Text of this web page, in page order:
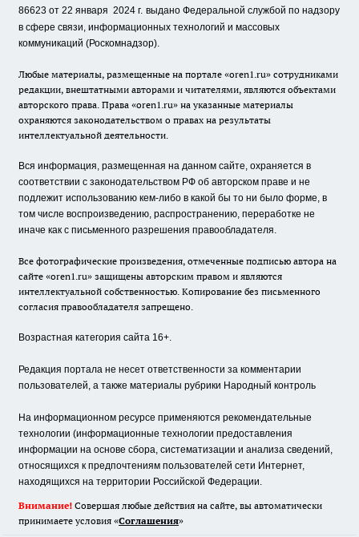
86623 от 22 января 2024 г. выдано Федеральной службой по надзору
в сфере связи, информационных технологий и массовых
коммуникаций (Роскомнадзор).
Любые материалы, размещенные на портале «oren1.ru» сотрудниками
редакции, внештатными авторами и читателями, являются объектами
авторского права. Права «oren1.ru» на указанные материалы
охраняются законодательством о правах на результаты
интеллектуальной деятельности.
Вся информация, размещенная на данном сайте, охраняется в
соответствии с законодательством РФ об авторском праве и не
подлежит использованию кем-либо в какой бы то ни было форме, в
том числе воспроизведению, распространению, переработке не
иначе как с письменного разрешения правообладателя.
Все фотографические произведения, отмеченные подписью автора на
сайте «oren1.ru» защищены авторским правом и являются
интеллектуальной собственностью. Копирование без письменного
согласия правообладателя запрещено.
Возрастная категория сайта 16+.
Редакция портала не несет ответственности за комментарии
пользователей, а также материалы рубрики Народный контроль
На информационном ресурсе применяются рекомендательные
технологии (информационные технологии предоставления
информации на основе сбора, систематизации и анализа сведений,
относящихся к предпочтениям пользователей сети Интернет,
находящихся на территории Российской Федерации.
Внимание! Совершая любые действия на сайте, вы автоматически
принимаете условия «Cоглашения»